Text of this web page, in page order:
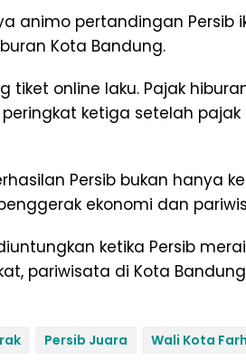
animo pertandingan Persib
Kota Bandung.
tiket online laku. Pajak
ketiga setelah
Persib bukan hanya
ekonomi dan
ketika Persib
pariwisata di Kota
Persib Juara Wali Kota